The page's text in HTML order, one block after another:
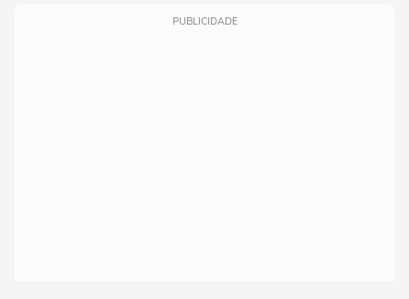
PUBLICIDADE